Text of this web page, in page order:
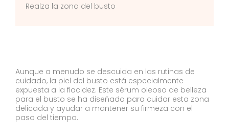
Realza la zona del busto
Aunque a menudo se descuida en las rutinas de
cuidado, la piel del busto está especialmente
expuesta a la flacidez. Este sérum oleoso de belleza
para el busto se ha diseñado para cuidar esta zona
delicada y ayudar a mantener su firmeza con el
paso del tiempo.